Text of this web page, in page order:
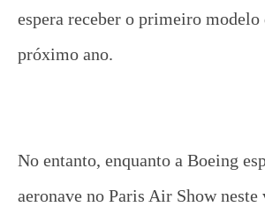
espera receber o primeiro modelo
próximo ano.
No entanto, enquanto a Boeing
aeronave no Paris Air Show neste